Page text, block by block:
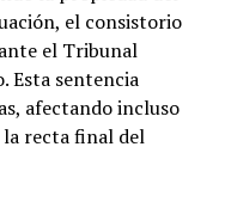
el consistorio
el Tribunal
Esta sentencia
afectando incluso
la recta final del